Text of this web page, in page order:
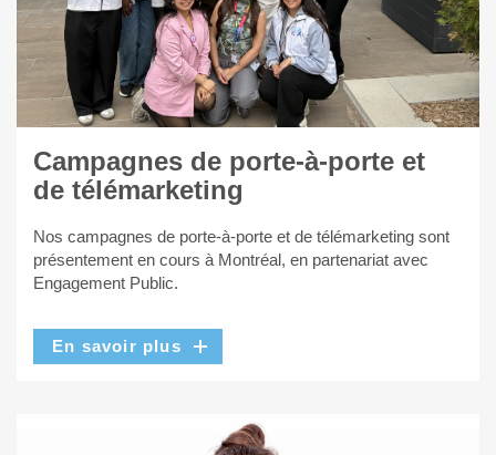
Campagnes de porte-à-porte et
de télémarketing
Nos campagnes de porte-à-porte et de télémarketing sont
présentement en cours à Montréal, en partenariat avec
Engagement Public.
En savoir plus